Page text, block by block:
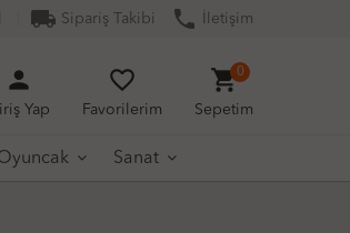
local_shipping Sipariş Takibi phone İletişim
person
Yap
favorite_border
Favorilerim
shopping_cart
Sepetim
0
Sanat